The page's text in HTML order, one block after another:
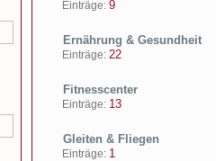
Einträge: 9
Ernährung & Gesundheit
Einträge: 22
Fitnesscenter
Einträge: 13
Gleiten & Fliegen
Einträge: 1